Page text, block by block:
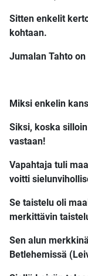
Sitten enkelit
kohtaan.
Jumalan Tahto on
Miksi enkelin
Siksi, koska
vastaan!
Vapahtaja tuli
voitti
Se taistelu oli
merkittävin
Sen alun
Betlehemissä